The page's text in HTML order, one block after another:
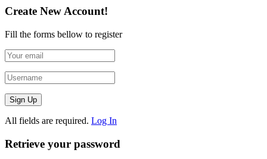
Create New Account!
Fill the forms bellow to register
All fields are required. Log In
Retrieve your password